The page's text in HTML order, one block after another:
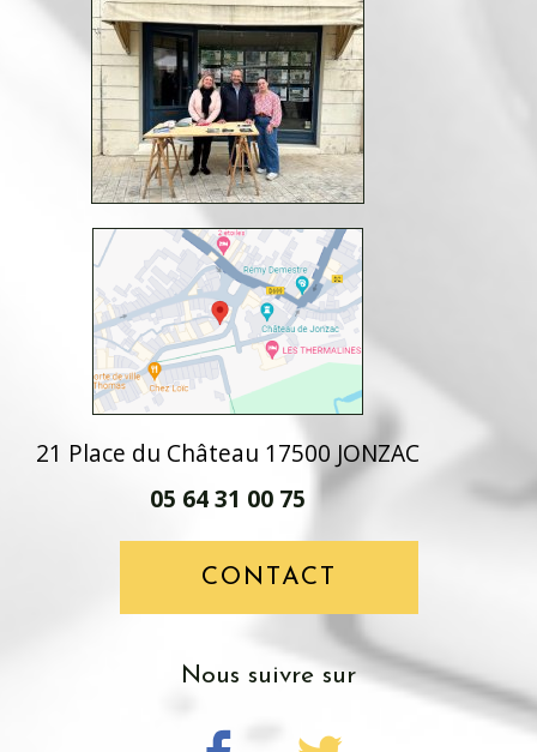
21 Place du Château 17500 JONZAC
05 64 31 00 75
CONTACT
Nous suivre sur